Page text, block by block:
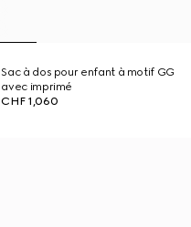
Sac à dos pour enfant à motif GG
avec imprimé
CHF 1,060